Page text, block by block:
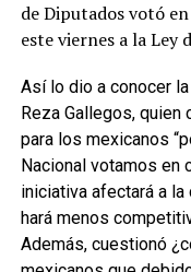
de Diputados votó
este viernes a la Ley
Así lo dio a conocer
Reza Gallegos,
para los mexicanos
Nacional votamos en
iniciativa afectará a
hará menos
Además, cuestionó